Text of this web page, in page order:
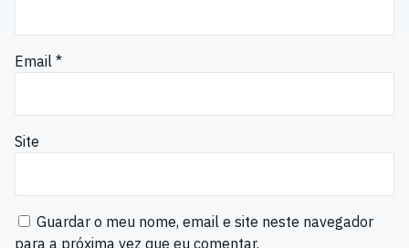
Email *
Site
Guardar o meu nome, email e site neste navegador
para a próxima vez que eu comentar.